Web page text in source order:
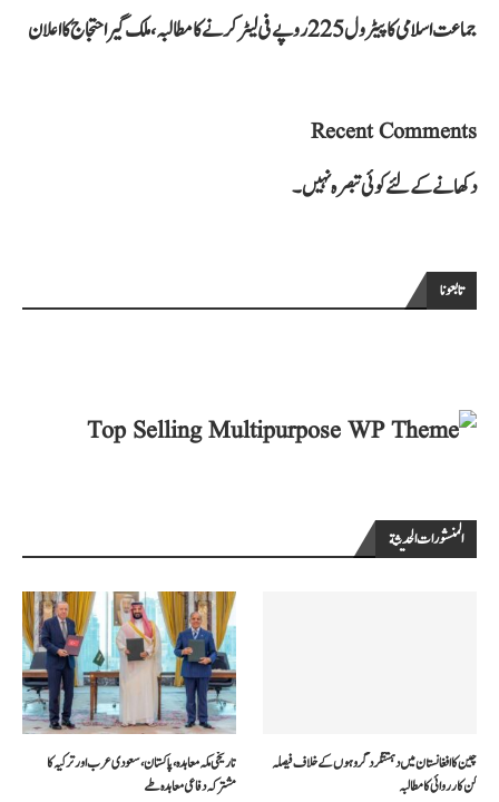
جماعت اسلامی کا پیٹرول 225 روپے فی لیٹر کرنے کا مطالبہ، ملک گیر احتجاج کا اعلان
Recent Comments
دکھانے کے لئے کوئی تبصرہ نہیں۔
تابعونا
المنشورات الحديثة
تاریخی مکہ معاہدہ، پاکستان، سعودی عرب اور ترکیہ کا
مشترکہ دفاعی معاہدہ طے
چین کا افغانستان میں دہشتگرد گروہوں کے خلاف فیصلہ
کن کارروائی کا مطالبہ